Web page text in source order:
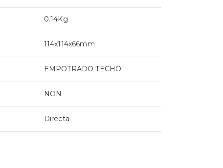
0.14Kg
114x114x66mm
EMPOTRADO TECHO
NON
Directa